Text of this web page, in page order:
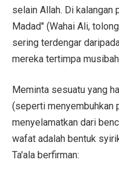
selain Allah. Di kalangan
Madad" (Wahai Ali,
sering terdengar
mereka tertimpa
Meminta sesuatu yang
(seperti menyembuhkan
menyelamatkan dari
wafat adalah bentuk
Ta'ala berfirman: